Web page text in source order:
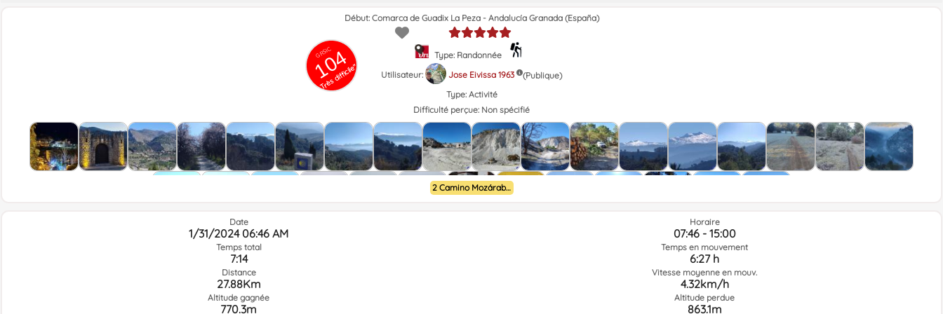
GRSIC
104
Très difficile"
Début: Comarca de Guadix La Peza - Andalucía Granada (España)
Type: Randonnée
Utilisateur:
Jose Eivissa 1963
(Publique)
Type: Activité
Difficulté perçue: Non spécifié
2 Camino Mozárabe de Almería a Granada
Date
1/31/2024 06:46 AM
Temps total
7:14
Distance
27.88Km
Altitude gagnée
770.3m
Horaire
07:46 - 15:00
Temps en mouvement
6:27 h
Vitesse moyenne en mouv.
4.32km/h
Altitude perdue
863.1m